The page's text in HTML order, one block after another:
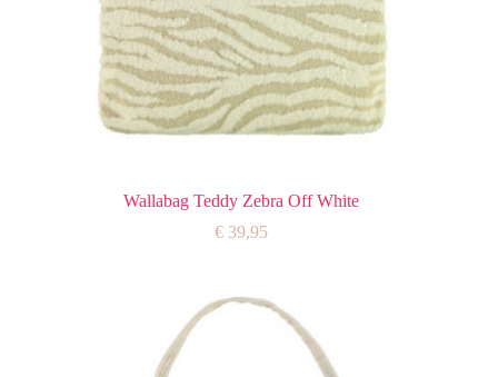
Wallabag Teddy Zebra Off White
€ 39,95